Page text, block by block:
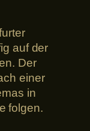
auf der
Der
einer
in
folgen.